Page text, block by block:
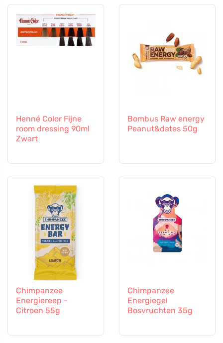
Henné Color Fijne
room dressing 90ml
Zwart
Bombus Raw energy
Peanut&dates 50g
Chimpanzee
Energiereep -
Citroen 55g
Chimpanzee
Energiegel
Bosvruchten 35g